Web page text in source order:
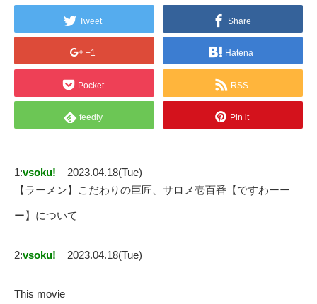
Tweet Share
+1 Hatena
Pocket RSS
feedly Pin it
1:vsoku!
2023.04.18(Tue)
【ラーメン】こだわりの巨匠、サロメ壱百番【ですわーー
ー】について
2:vsoku! 2023.04.18(Tue)
This movie